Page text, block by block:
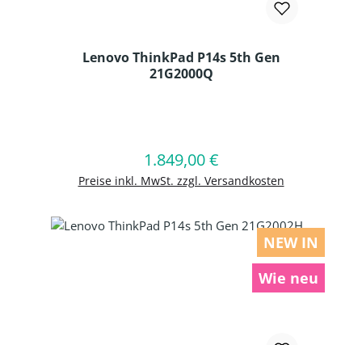
Lenovo ThinkPad P14s 5th Gen
21G2000Q
Regulärer Preis:
1.849,00 €
Preise inkl. MwSt. zzgl. Versandkosten
In den Warenkorb
NEW IN
Wie neu